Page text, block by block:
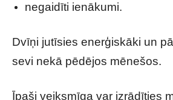
negaidīti ienākumi.
Dvīņi jutīsies enerģiskāki un
sevi nekā pēdējos mēnešos.
Īpaši veiksmīga var izrādīties